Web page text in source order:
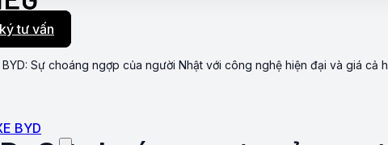
tư vấn
BYD
Sự choáng ngợp của người Nhật với công nghệ hiện đại và giá cả